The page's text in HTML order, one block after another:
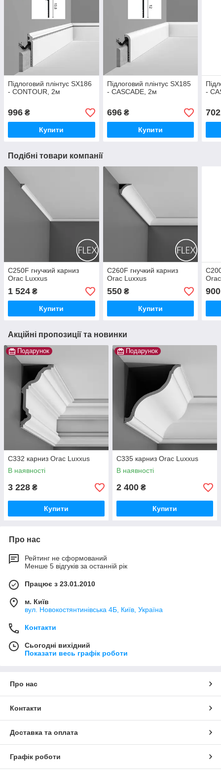
Підлоговий плінтус SX186
- CONTOUR, 2м
996 ₴
Купити
Підлоговий плінтус SX185
- CASCADE, 2м
696₴
Купити
-
702
Подібні товари компанії
C250F гнучкий карниз
Orac Luxxus
1 524 ₴
Купити
C260F гнучкий карниз
Orac Luxxus
550₴
Купити
900
Акційні пропозиції та новинки
Подарунок
C332 карниз Orac Luxxus
В наявності
3 228 ₴
Купити
Подарунок
C335 карниз Orac Luxxus
В наявності
2 400 ₴
Купити
Про нас
Рейтинг не сформований
Менше 5 відгуків за останній рік
Працює з 23.01.2010
м. Київ
вул. Новокостянтинівська 4Б, Київ, Україна
Контакти
Сьогодні вихідний
Показати весь графік роботи
Про нас
Контакти
Доставка та оплата
Графік роботи